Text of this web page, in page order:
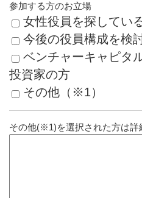
参加する方のお立場
女性役員を探してい
今後の役員構成を検
ベンチャーキャピタ
投資家の方
その他（※1）
その他(※1)を選択された方は詳